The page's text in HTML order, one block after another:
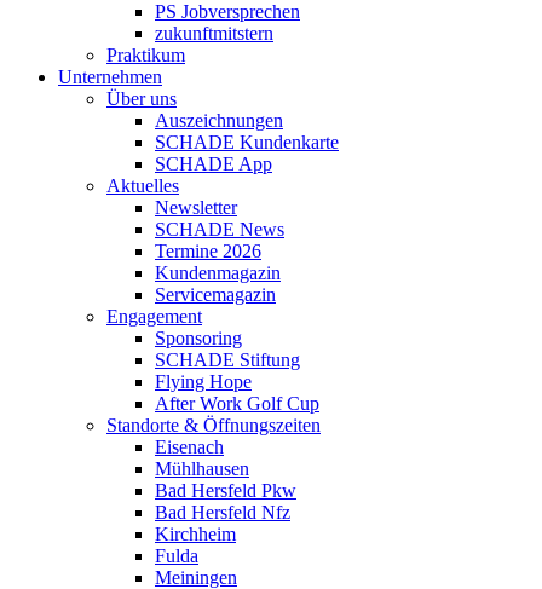
PS Jobversprechen
zukunftmitstern
Praktikum
Unternehmen
Über uns
Auszeichnungen
SCHADE Kundenkarte
SCHADE App
Aktuelles
Newsletter
SCHADE News
Termine 2026
Kundenmagazin
Servicemagazin
Engagement
Sponsoring
SCHADE Stiftung
Flying Hope
After Work Golf Cup
Standorte & Öffnungszeiten
Eisenach
Mühlhausen
Bad Hersfeld Pkw
Bad Hersfeld Nfz
Kirchheim
Fulda
Meiningen